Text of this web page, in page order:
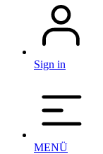
Sign in
MENÜ